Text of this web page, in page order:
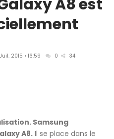
A8 est
2015 • 16:59 0 34
Samsung
A8. Il se place dans le